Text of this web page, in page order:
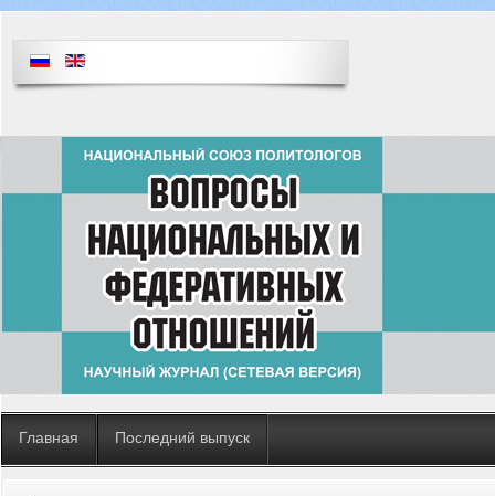
Главная Последний выпуск